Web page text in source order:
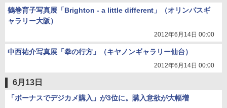
鶴巻育子写真展「Brighton - a little different」（オリンパスギ
ャラリー大阪）
2012年6月14日 00:00
中西祐介写真展「拳の行方」（キヤノンギャラリー仙台）
2012年6月14日 00:00
6月13日
「ボーナスでデジカメ購入」が3位に。購入意欲が大幅増